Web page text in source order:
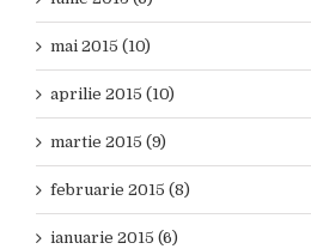
mai 2015 (10)
aprilie 2015 (10)
martie 2015 (9)
februarie 2015 (8)
ianuarie 2015 (6)